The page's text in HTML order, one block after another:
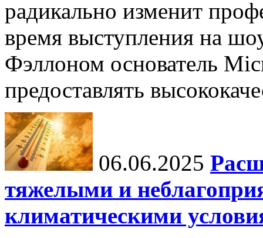
радикально изменит
время выступления на
Фэллоном основатель
предоставлять
06.06.2025
тяжелыми и
климатическими